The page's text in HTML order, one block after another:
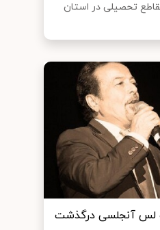
تحصیلی در استان
لس آنجلسی درگذشت